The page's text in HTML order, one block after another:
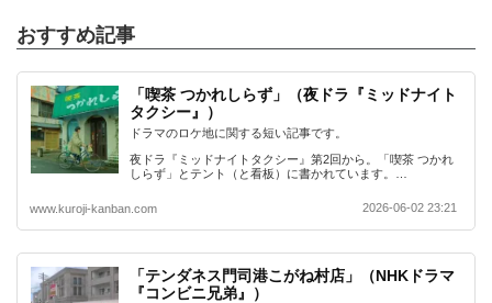
おすすめ記事
「喫茶 つかれしらず」（夜ドラ『ミッドナイト
タクシー』）
ドラマのロケ地に関する短い記事です。
夜ドラ『ミッドナイトタクシー』第2回から。「喫茶 つかれ
しらず」とテント（と看板）に書かれています。…
www.kuroji-kanban.com 2026-06-02 23:21
「テンダネス門司港こがね村店」（NHKドラマ
『コンビニ兄弟』）